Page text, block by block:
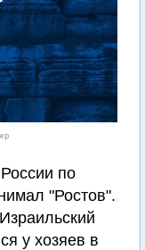
по
"Ростов".
у хозяев в